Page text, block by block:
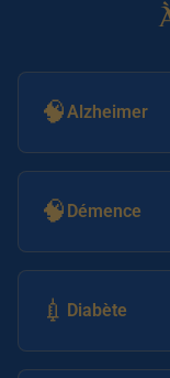
🧠Alzheimer
🧠 Démence
💉 Diabète